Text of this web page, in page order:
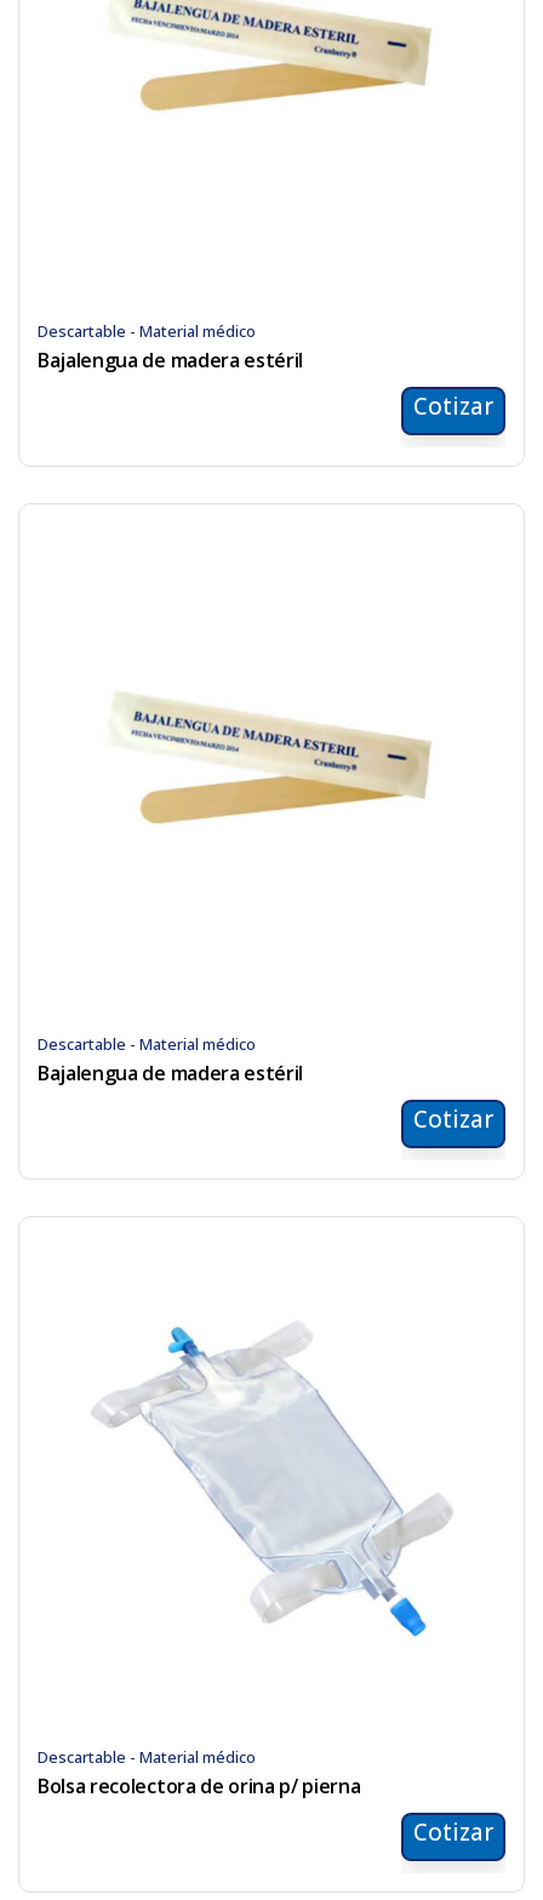
Descartable - Material médico
Bajalengua de madera estéril
Cotizar
Descartable - Material médico
Bajalengua de madera estéril
Cotizar
Descartable - Material médico
Bolsa recolectora de orina p/ pierna
Cotizar